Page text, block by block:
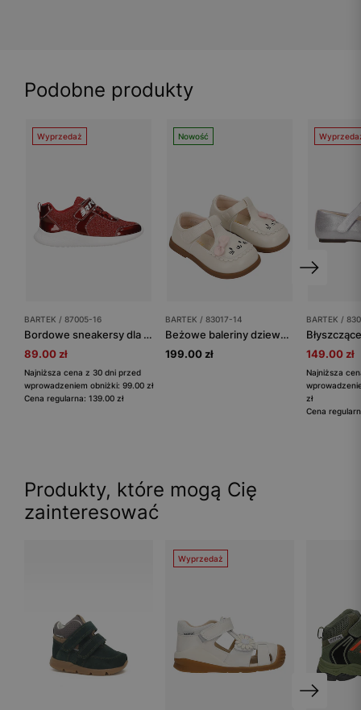
Podobne produkty
Wyprzedaż
BARTEK / 87005-16
Bordowe sneakersy dla dziewczynki z lakierowanymi elementami BARTEK 87005-16
89.00 zł
Najniższa cena z 30 dni przed
wprowadzeniem obniżki: 99.00 zł
Cena regularna: 139.00 zł
Nowość
BARTEK / 83017-14
Beżowe baleriny dziewczęce z kotkiem BARTEK 83017-14
199.00 zł
BARTEK /
149.00 zł
Najniższa
zł
Cena
Produkty, które mogą Cię
zainteresować
Wyprzedaż